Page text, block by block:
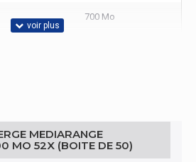
700 Mo
MEDIARANGE
MO 52X (BOITE DE 50)